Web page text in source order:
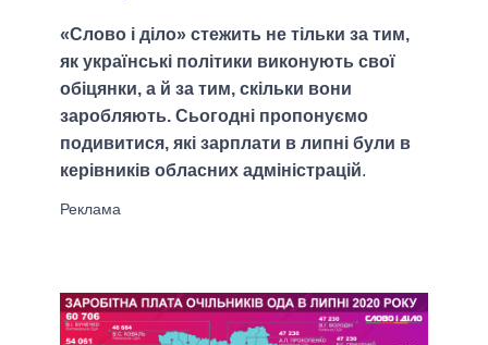
МЕРИ МІСТ
ВСІ ПЕРСОНИ
«Слово і діло» стежить не тільки за тим,
як українські політики виконують свої
обіцянки, а й за тим, скільки вони
заробляють. Сьогодні пропонуємо
подивитися, які зарплати в липні були в
керівників обласних адміністрацій.